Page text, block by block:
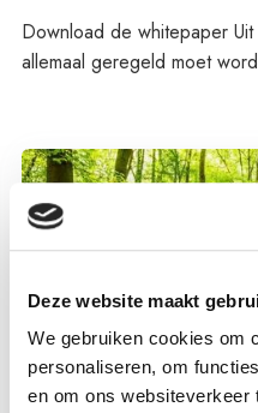
Deze website maakt
We gebruiken cookies om
personaliseren, om
en om ons websiteverkeer
Download de whitepaper
allemaal geregeld moet